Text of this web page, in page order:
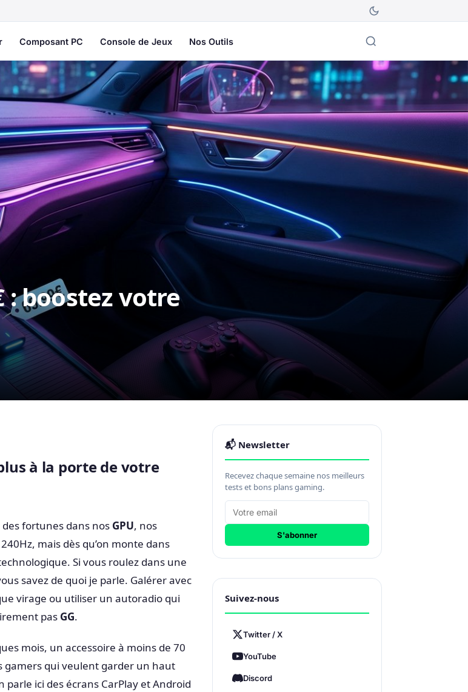
Composant PC Console de Jeux Nos Outils
: boostez votre
à la porte de votre
fortunes dans nos GPU, nos
mais dès qu’on monte dans
Si vous roulez dans une
savez de quoi je parle. Galérer avec
virage ou utiliser un autoradio qui
pas GG.
mois, un accessoire à moins de 70
gamers qui veulent garder un haut
parle ici des écrans CarPlay et Android
📬 Newsletter
Recevez chaque semaine nos meilleurs
tests et bons plans gaming.
S'abonner
Suivez-nous
Twitter / X
YouTube
Discord